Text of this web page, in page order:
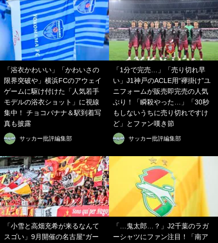
「浴衣かわいい」「かわいさの
限界突破や」横浜FCのアウェイ
ゲームに駆け付けた「人気若手
モデルの浴衣ショット」に視線
集中！ チョコバナナ＆駅到着写
真も披露
サッカー批評編集部
「1分で完売…」「売り切れ早
い」J1神戸のACLE用“襷掛け”ユ
ニフォームが販売即完売の人気
ぶり！「瞬殺やった…」「30秒
もしないうちに売り切れですけ
ど」とファン嘆き節
サッカー批評編集部
「小雪と高畑充希が来るなんて
スゴい」9月開催の名古屋“ガー
「…鬼太郎…？」J2千葉のラガ
ーシャツにファン注目！「南ア